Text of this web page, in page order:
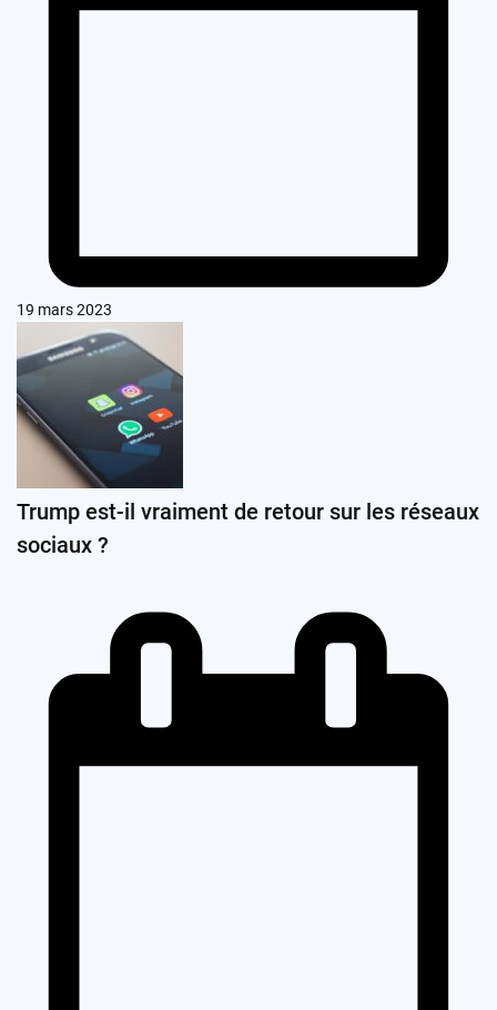
19 mars 2023
Trump est-il vraiment de retour sur les réseaux
sociaux ?